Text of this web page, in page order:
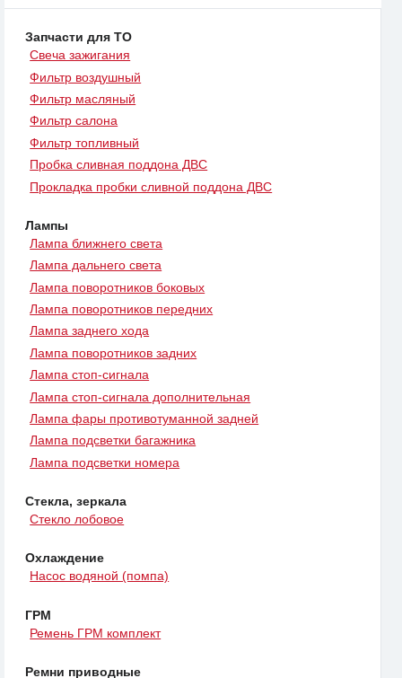
Запчасти для ТО
Свеча зажигания
Фильтр воздушный
Фильтр масляный
Фильтр салона
Фильтр топливный
Пробка сливная поддона ДВС
Прокладка пробки сливной поддона ДВС
Лампы
Лампа ближнего света
Лампа дальнего света
Лампа поворотников боковых
Лампа поворотников передних
Лампа заднего хода
Лампа поворотников задних
Лампа стоп-сигнала
Лампа стоп-сигнала дополнительная
Лампа фары противотуманной задней
Лампа подсветки багажника
Лампа подсветки номера
Стекла, зеркала
Стекло лобовое
Охлаждение
Насос водяной (помпа)
ГРМ
Ремень ГРМ комплект
Ремни приводные